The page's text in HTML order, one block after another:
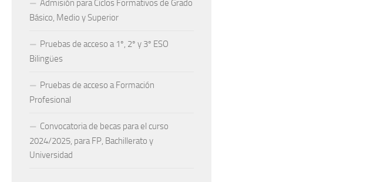
Admisión para Ciclos Formativos de Grado
Básico, Medio y Superior
Pruebas de acceso a 1º, 2º y 3º ESO
Bilingües
Pruebas de acceso a Formación
Profesional
Convocatoria de becas para el curso
2024/2025, para FP, Bachillerato y
Universidad